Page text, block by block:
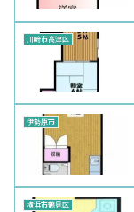
川崎市高津区
伊勢原市
横浜市鶴見区